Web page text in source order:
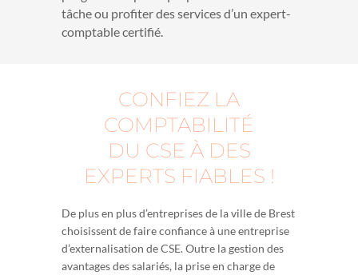
tâche ou profiter des services d’un expert-
comptable certifié.
CONFIEZ LA
COMPTABILITÉ
DU CSE À DES
EXPERTS FIABLES !
De plus en plus d’entreprises de la ville de Brest
choisissent de faire confiance à une entreprise
d’externalisation de CSE. Outre la gestion des
avantages des salariés, la prise en charge de